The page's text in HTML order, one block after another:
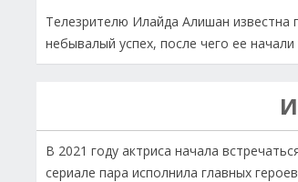
Телезрителю Илайда Алишан известна
небывалый успех, после чего ее
В 2021 году актриса начала
сериале пара исполнила главных